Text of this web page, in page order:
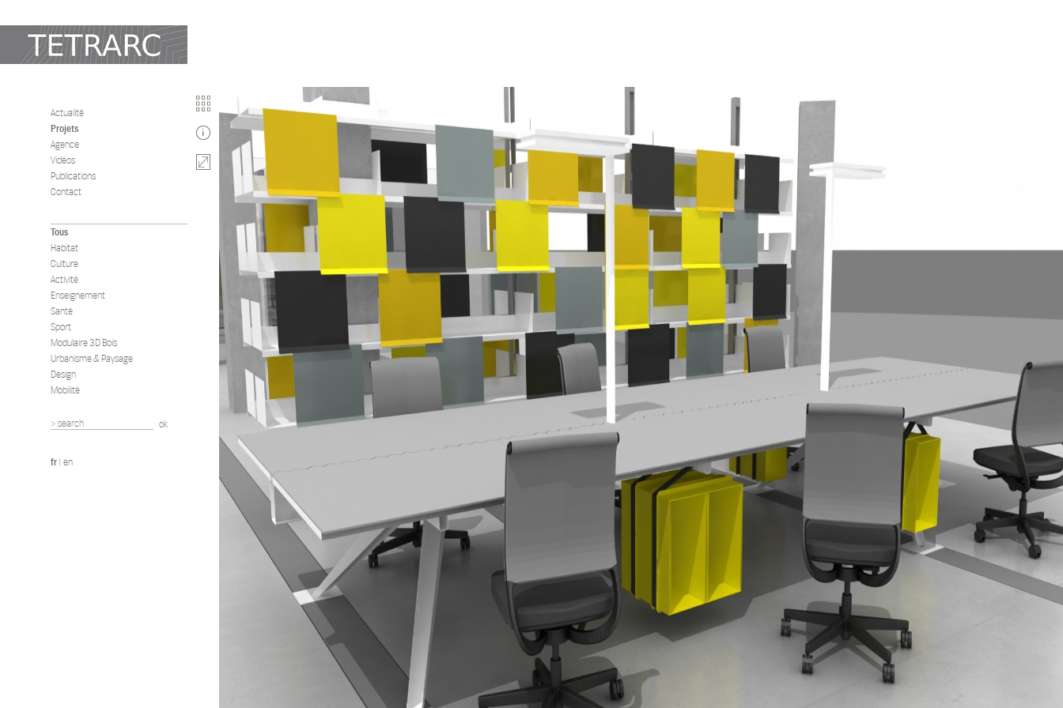
Actualité
Projets
Agence
Vidéos
Publications
Contact
Tous
Habitat
Culture
Activité
Enseignement
Santé
Sport
Modulaire 3D Bois
Urbanisme & Paysage
Design
Mobilité
fr | en
MOBILIER AGENCE
Projet Manny (2009)